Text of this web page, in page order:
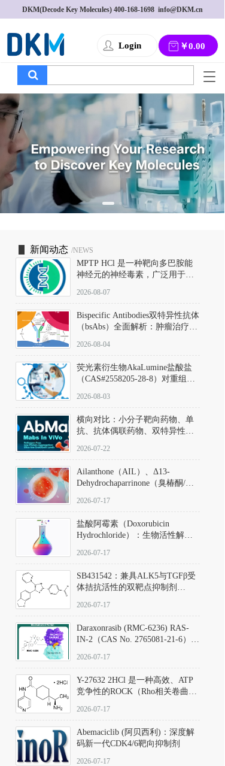
DKM(Decode Key Molecules) 400-168-1698
  info@DKM.cn
Login ￥0.00
T
g
l
e
n
a
v
i
g
a
新闻动态 /NEWS
MPTP HCl 是一种靶向多巴胺能
神经元的神经毒素，广泛用于构
以盐酸盐形式存在，可触发线粒
体介导的神经元凋亡。其经典应
用即为选择性损毁中脑黑质致密
部多巴胺能神经元，从而可靠模
拟帕金森病的核心病理与行为表
2026-08-07
Bispecific Antibodies双特异性抗体
（bsAbs）全面解析：肿瘤治疗的
2026-08-04
荧光素衍生物AkaLumine盐酸盐
（CAS#2558205-28-8）对重组萤
数（Km）为2.06 μM；其近红外
发光特性赋予优异的组织穿透能
力，大幅增强成像信噪比，从而
实现活体动物模型中极低给药剂
量下的高灵敏度、非侵入式生物
2026-08-03
横向对比：小分子靶向药物、单
抗、抗体偶联药物、双特异性抗
及应用瓶颈
2026-07-22
Ailanthone（AIL）、Δ13-
Dehydrochaparrinone（臭椿酮/臭
DKM货号 D806885
2026-07-17
盐酸阿霉素（Doxorubicin
Hydrochloride）：生物活性解
范
2026-07-17
SB431542：兼具ALK5与TGFβ受
体拮抗活性的双靶点抑制剂
D801067）
2026-07-17
Daraxonrasib (RMC-6236) RAS-
IN-2（CAS No. 2765081-21-6）：
向KRAS/NRAS/HRAS的广谱RAS
2026-07-17
Y-27632 2HCl 是一种高效、ATP
竞争性的ROCK（Rho相关卷曲螺
同等抑制ROCK1与ROCK2；其通
过精准嵌入激酶的ATP结合位点
发挥抑制作用，对ROCK1和
ROCK2的解离常数（Ki）分别为
140 nM和300 nM；在众多丝氨酸/
2026-07-17
Abemaciclib (阿贝西利)：深度解
码新一代CDK4/6靶向抑制剂
2026-07-17